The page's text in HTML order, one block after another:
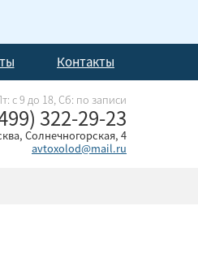
Контакты
с 9 до 18, Cб: по записи
322-29-23
Солнечногорская, 4
avtoxolod@mail.ru